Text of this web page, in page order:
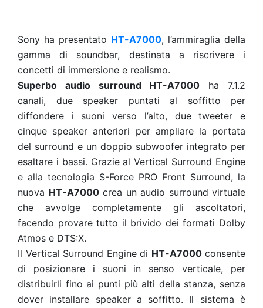
Sony ha presentato HT-A7000, l’ammiraglia della
gamma di soundbar, destinata a riscrivere i
concetti di immersione e realismo.
Superbo audio surround HT-A7000 ha 7.1.2
canali, due speaker puntati al soffitto per
diffondere i suoni verso l’alto, due tweeter e
cinque speaker anteriori per ampliare la portata
del surround e un doppio subwoofer integrato per
esaltare i bassi. Grazie al Vertical Surround Engine
e alla tecnologia S-Force PRO Front Surround, la
nuova HT-A7000crea un audio surround virtuale
che avvolge completamente gli ascoltatori,
facendo provare tutto il brivido dei formati Dolby
Atmos e DTS:X.
Il Vertical Surround Engine di HT-A7000consente
di posizionare i suoni in senso verticale, per
distribuirli fino ai punti più alti della stanza, senza
dover installare speaker a soffitto. Il sistema è